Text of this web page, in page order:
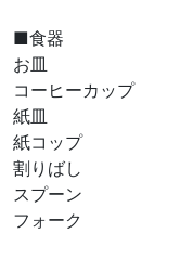
■食器
お皿
コーヒーカップ
紙皿
紙コップ
割りばし
スプーン
フォーク